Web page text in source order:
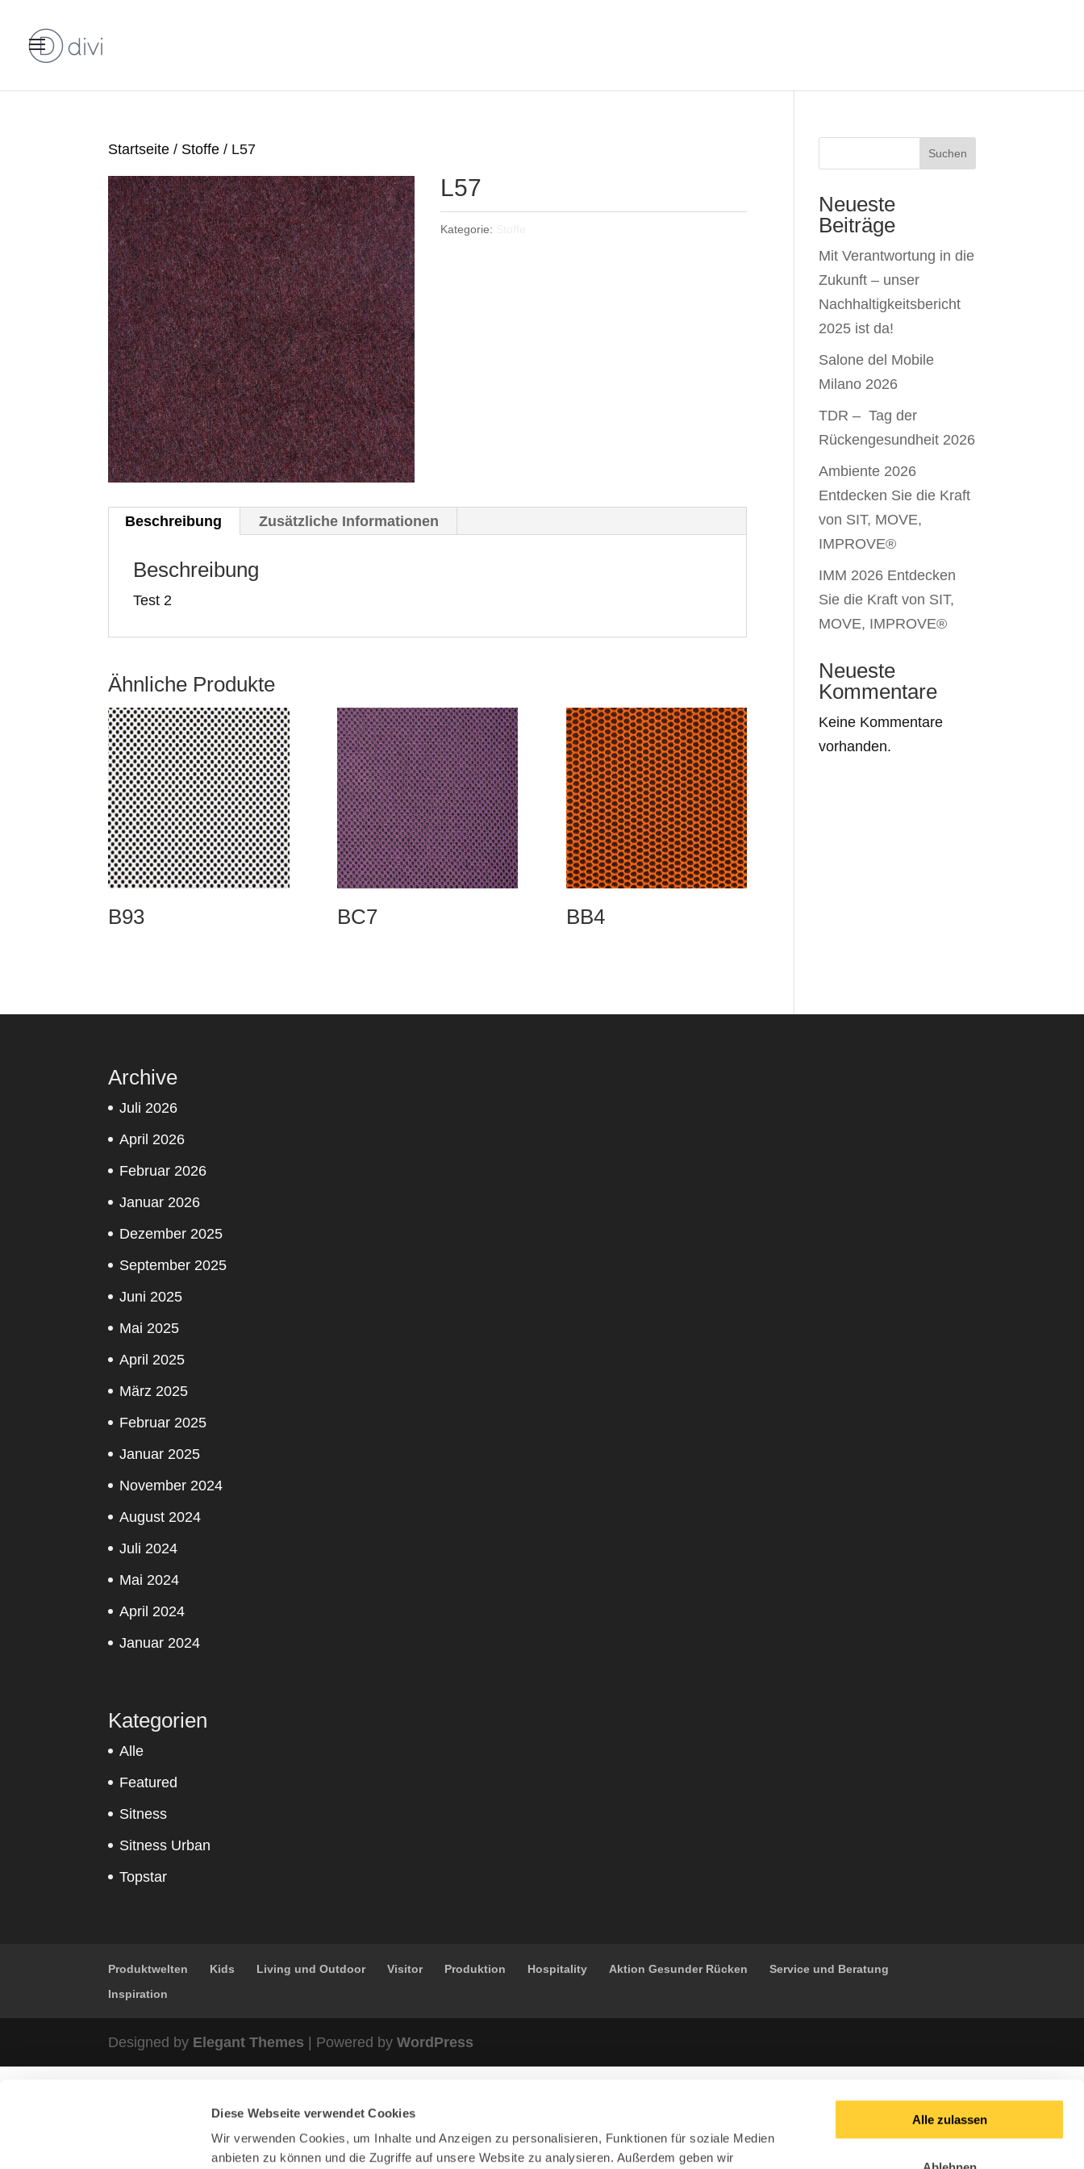
Diese Webseite verwendet Cookies
Wir verwenden Cookies, um Inhalte und Anzeigen zu personalisieren, Funktionen für soziale Medien
anbieten zu können und die Zugriffe auf unsere Website zu analysieren. Außerdem geben wir
Alle zulassen
Startseite / Stoffe / L57
L57
Kategorie:
Beschreibung Zusätzliche Informationen
Beschreibung
Test 2
Ähnliche Produkte
B93 BC7 BB4
Suchen
Neueste
Beiträge
Mit Verantwortung in die
Zukunft – unser
Nachhaltigkeitsbericht
2025 ist da!
Salone del Mobile
Milano 2026
TDR – Tag der
Rückengesundheit 2026
Ambiente 2026
Entdecken Sie die Kraft
von SIT, MOVE,
IMPROVE®
IMM 2026 Entdecken
Sie die Kraft von SIT,
MOVE, IMPROVE®
Neueste
Kommentare
Keine Kommentare
vorhanden.
Archive
Juli 2026
April 2026
Februar 2026
Januar 2026
Dezember 2025
September 2025
Juni 2025
Mai 2025
April 2025
März 2025
Februar 2025
Januar 2025
November 2024
August 2024
Juli 2024
Mai 2024
April 2024
Januar 2024
Kategorien
Alle
Featured
Sitness
Sitness Urban
Topstar
Produktwelten Kids Living und Outdoor Visitor Produktion Hospitality Aktion Gesunder Rücken
Service und Beratung
Inspiration
Designed by Elegant Themes | Powered byWordPress